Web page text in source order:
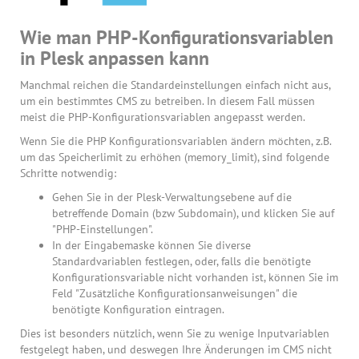
Wie man PHP-Konfigurationsvariablen
in Plesk anpassen kann
Manchmal reichen die Standardeinstellungen einfach nicht aus,
um ein bestimmtes CMS zu betreiben. In diesem Fall müssen
meist die PHP-Konfigurationsvariablen angepasst werden.
Wenn Sie die PHP Konfigurationsvariablen ändern möchten, z.B.
um das Speicherlimit zu erhöhen (memory_limit), sind folgende
Schritte notwendig:
Gehen Sie in der Plesk-Verwaltungsebene auf die
betreffende Domain (bzw Subdomain), und klicken Sie auf
"PHP-Einstellungen".
In der Eingabemaske können Sie diverse
Standardvariablen festlegen, oder, falls die benötigte
Konfigurationsvariable nicht vorhanden ist, können Sie im
Feld "Zusätzliche Konfigurationsanweisungen" die
benötigte Konfiguration eintragen.
Dies ist besonders nützlich, wenn Sie zu wenige Inputvariablen
festgelegt haben, und deswegen Ihre Änderungen im CMS nicht